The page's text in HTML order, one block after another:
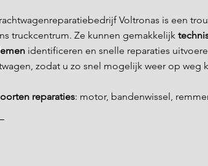
Voltronas is een
truckcentrum. Ze kunnen gemakkelijk
identificeren en snelle reparaties
zodat u zo snel mogelijk weer op weg
reparaties: motor, bandenwissel,